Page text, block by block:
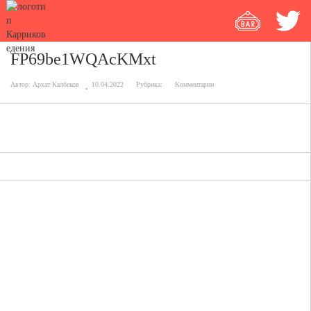
FP69be1WQAcKMxt
Автор: Архат Калбеков 10.04.2022 Рубрика: Комментарии